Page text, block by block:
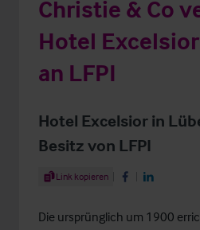
Christie & Co
Hotel
an LFPI
Hotel Excelsior in
Besitz von LFPI
Share Article
Link kopieren Share on Facebook
Share on
Die ursprünglich um 1900